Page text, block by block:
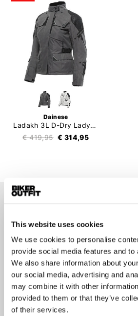
This website uses cookies
We use cookies to personalise
provide social media features and to
We also share information about
our social media, advertising and
may combine it with other
provided to them or that they’ve
of their services.
Dainese
Ladakh 3L D-Dry Lady Jacket
€ 419,95 € 314,95
Geen zorgen, wij zullen je
Aanmelden